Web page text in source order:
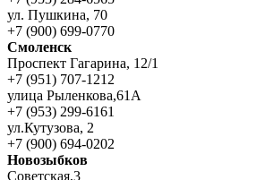
ул. Пушкина, 70
+7 (900) 699-0770
Смоленск
Проспект Гагарина, 12/1
+7 (951) 707-1212
улица Рыленкова,61А
+7 (953) 299-6161
ул.Кутузова, 2
+7 (900) 694-0202
Новозыбков
Советская,3